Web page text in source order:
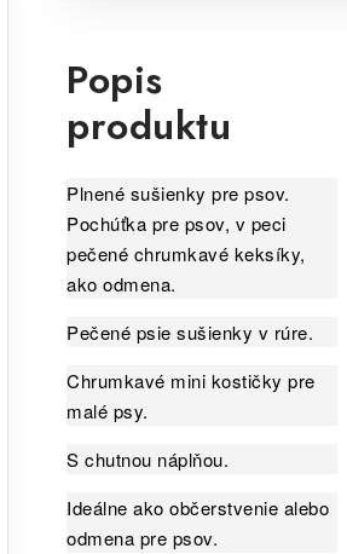
Popis
produktu
Plnené sušienky pre psov.
Pochúťka pre psov, v peci
pečené chrumkavé keksíky,
ako odmena.
Pečené psie sušienky v rúre.
Chrumkavé mini kostičky pre
malé psy.
S chutnou náplňou.
Ideálne ako občerstvenie alebo
odmena pre psov.